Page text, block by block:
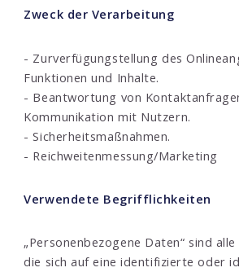
Zweck der Verarbeitung
- Zurverfügungstellung des
Funktionen und Inhalte.
- Beantwortung von
Kommunikation mit Nutzern.
- Sicherheitsmaßnahmen.
- Reichweitenmessung/Marketing
Verwendete Begrifflichkeiten
„Personenbezogene Daten“ sind
die sich auf eine identifizierte oder